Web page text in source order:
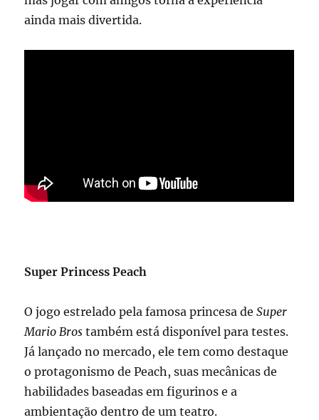
ainda mais divertida.
Super Princess Peach
O jogo estrelado pela famosa princesa deSuper
Mario Bros também está disponível para testes.
Já lançado no mercado, ele tem como destaque
o protagonismo de Peach, suas mecânicas de
habilidades baseadas em figurinos e a
ambientação dentro de um teatro.